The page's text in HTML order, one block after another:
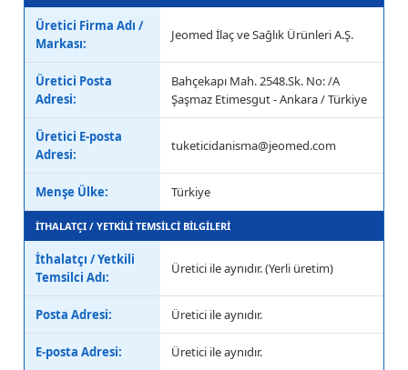
Üretici Firma Adı /
Markası:
Jeomed İlaç ve Sağlık Ürünleri A.Ş.
Üretici Posta
Adresi:
Bahçekapı Mah. 2548.Sk. No: /A
Şaşmaz Etimesgut - Ankara / Türkiye
Üretici E-posta
Adresi:
tuketicidanisma@jeomed.com
Menşe Ülke: Türkiye
İTHALATÇI / YETKİLİ TEMSİLCİ BİLGİLERİ
İthalatçı / Yetkili
Temsilci Adı:
Üretici ile aynıdır. (Yerli üretim)
Posta Adresi: Üretici ile aynıdır.
E-posta Adresi: Üretici ile aynıdır.